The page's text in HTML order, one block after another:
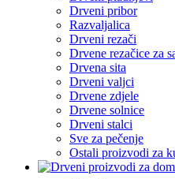
Drveni pribor
Razvaljalica
Drveni rezači
Drvene rezačice za
Drvena sita
Drveni valjci
Drvene zdjele
Drvene solnice
Drveni stalci
Sve za pečenje
Ostali proizvodi za